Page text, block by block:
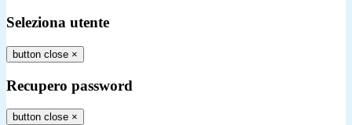
Seleziona utente
button close ×
Recupero password
button close ×